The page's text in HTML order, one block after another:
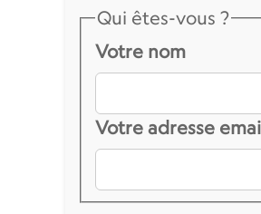
Qui êtes-vous ?
Votre nom
Votre adresse